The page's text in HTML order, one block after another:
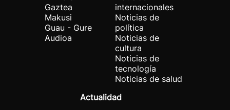
Gaztea
Makusi
Guau - Gure
Audioa
internacionales
Noticias de
política
Noticias de
cultura
Noticias de
tecnología
Noticias de salud
Actualidad